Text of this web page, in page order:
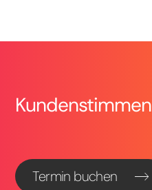
Kundenstimmen
Termin buchen